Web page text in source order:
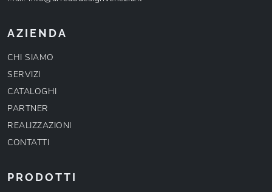
AZIENDA
CHI SIAMO
SERVIZI
CATALOGHI
PARTNER
REALIZZAZIONI
CONTATTI
PRODOTTI